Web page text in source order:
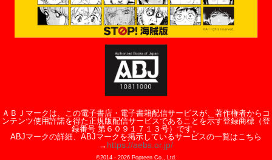
ＡＢＪマークは、この電子書店・電子書籍配信サービスが、著作権者からコ
ンテンツ使用許諾を得た正規版配信サービスであることを示す登録商標（登
録番号 第６０９１７１３号）です。
ABJマークの詳細、ABJマークを掲示しているサービスの一覧はこちら
→ https://aebs.or.jp/
©2014 - 2026Popteen Co., Ltd.